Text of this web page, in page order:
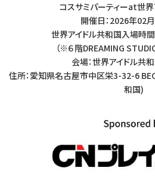
コスサミパーティーat世
開催日：2026年02
世界アイドル共和国入場時
（※６階DREAMING
会場：世界アイドル共和
住所：愛知県名古屋市中区栄3-32-6
和国)